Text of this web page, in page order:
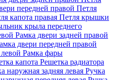
передней правой Петля
капота правая Петля крышки
крыла переднего
Рамка двери задней правой
двери передней правой
Рамка фары
капота Решетка радиатора
наружная задняя левая Ручка